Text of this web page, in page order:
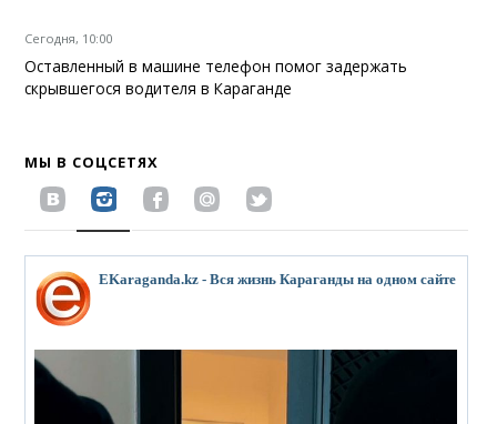
Сегодня, 10:00
Оставленный в машине телефон помог задержать
скрывшегося водителя в Караганде
МЫ В СОЦСЕТЯХ
EKaraganda.kz - Вся жизнь Караганды на одном сайте